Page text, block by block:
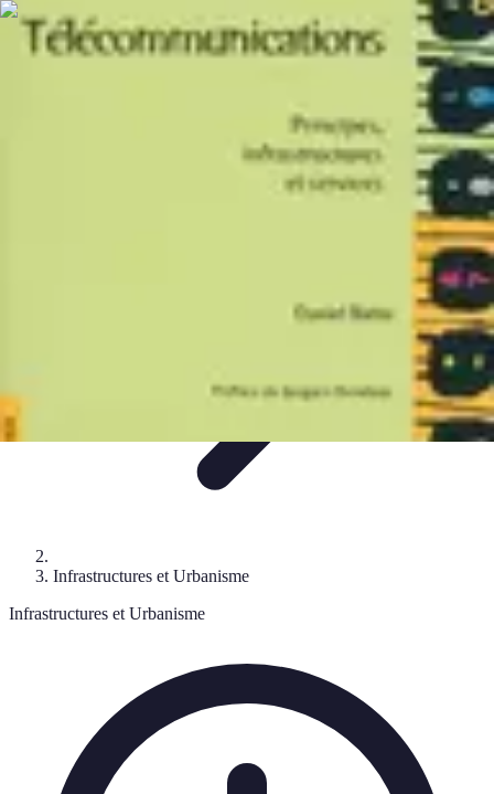
Avenir Écologique
Entreprises et ÉcologieUrbanisme DurableBiodiversité et Espaces
Verts Jardinage DurableEngagement citoyen
Infrastructures et Urbanisme
Infrastructures et Urbanisme